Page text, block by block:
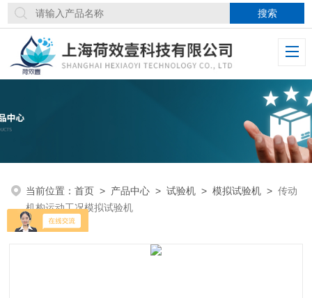
当前位置：首页 > 产品中心 >试验机 >模拟试验机 >传动
机构运动工况模拟试验机